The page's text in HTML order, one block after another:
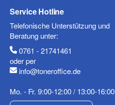
Mobiltelefon
Service Hotline
Telefonische Unterstützung und
Beratung unter:
0761 - 21741461
oder per
info@toneroffice.de
Mo. - Fr. 9:00-12:00 / 13:00-16:00